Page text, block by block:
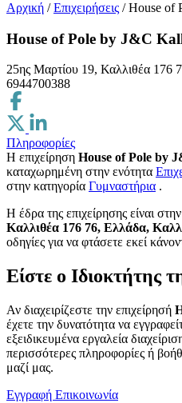
Αρχική / Επιχειρήσεις / House of
House of Pole by J&C
25ης Μαρτίου 19, Καλλιθέα 176
6944700388
Πληροφορίες
Η επιχείρηση House of Pole by
καταχωρημένη στην ενότητα
στην κατηγορία Γυμναστήρια .
H έδρα της επιχείρησης είναι
Καλλιθέα 176 76, Ελλάδα,
οδηγίες για να φτάσετε εκεί
Είστε ο Ιδιοκτήτης
Αν διαχειρίζεστε την επιχείρησή
έχετε την δυνατότητα να
εξειδικευμένα εργαλεία
περισσότερες πληροφορίες ή
μαζί μας.
Εγγραφή Επικοινωνία